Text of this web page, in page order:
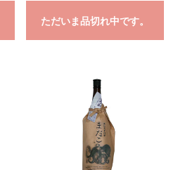
ただいま品切れ中です。